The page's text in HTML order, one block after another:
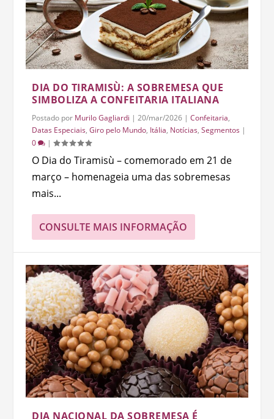
DIA DO TIRAMISÙ: A SOBREMESA QUE
SIMBOLIZA A CONFEITARIA ITALIANA
Postado por Murilo Gagliardi |20/mar/2026 |Confeitaria,
Datas Especiais,Giro pelo Mundo, Itália, Notícias,Segmentos |
0
|
O Dia do Tiramisù – comemorado em 21 de
março – homenageia uma das sobremesas
mais...
CONSULTE MAIS INFORMAÇÃO
DIA NACIONAL DA SOBREMESA É